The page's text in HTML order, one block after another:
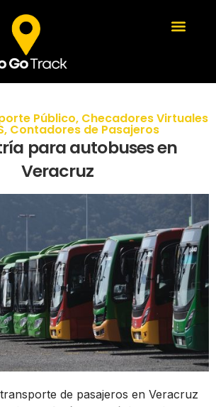
Público, Checadores Virtuales
, Contadores de Pasajeros
para autobuses en
Veracruz
de pasajeros en Veracruz